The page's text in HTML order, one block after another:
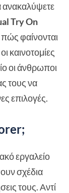
ανακαλύψετε
Try On
φαίνονται
καινοτομίες
οι άνθρωποι
τους να
επιλογές.
εργαλείο
σχέδια
τους. Αντί